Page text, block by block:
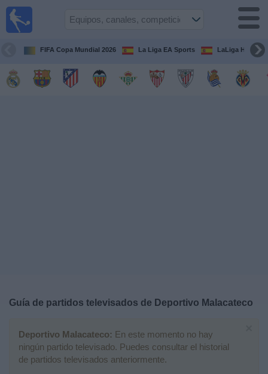
FIFA Copa Mundial 2026 La Liga EA Sports LaLiga
Guía de partidos televisados de Deportivo Malacateco
Deportivo Malacateco: En este momento no hay
ningún partido televisado. Puedes consultar el historial
de partidos televisados anteriormente.
Guía de
Televisados
Noticias
Widget